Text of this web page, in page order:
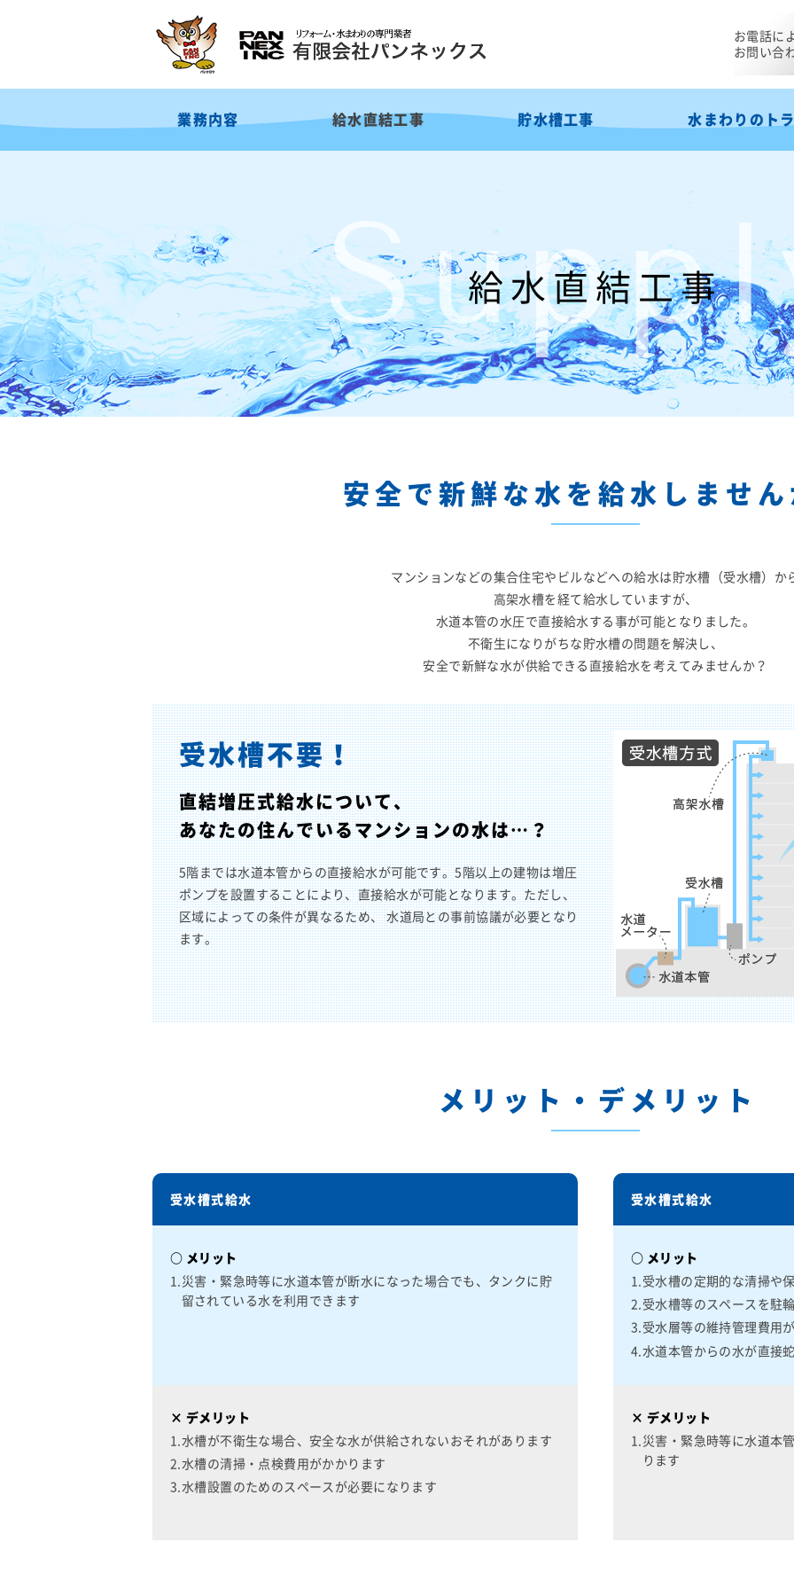
お電話に
お問い合
業務内容 給水直結工事 貯水槽工事 水まわりのト
給水直結工事
安全で新鮮な水を 給水しませ
マンションなどの集合住宅やビルなどへの給水は貯水槽（受水槽）か
高架水槽を経て給水していますが、
水道本管の水圧で直接給水する事が可能となりました。
不衛生になりがちな貯水槽の問題を解決し、
安全で新鮮な水が供給できる 直接給水を考えてみませんか？
受水槽不要！
直結増圧式給水について、
あなたの住んでいるマンションの水は…？
5階までは水道本管からの直接給水が可能です。5階以上の建物は増圧
ポンプを設置することにより、直接給水が可能となります。ただし、
区域によっての条件が異なるため、 水道局との事前協議が必要となり
ます。
メリット・デメリット
受水槽式給水
○ メリット
1.災害・緊急時等に水道本管が断水になった場合でも、タンクに貯
留されている水を利用できます
× デメリット
1.水槽が不衛生な場合、安全な水が供給されないおそれがあります
2.水槽の清掃・点検費用がかかります
3.水槽設置のためのスペースが必要になります
受水槽式給水
○ メリット
1.受水槽の定期的な清掃や
2.受水槽等のスペースを駐
3.受水層等の維持管理費用
4.水道本管からの水が直接
× デメリット
1.災害・緊急時等に水道本
ります